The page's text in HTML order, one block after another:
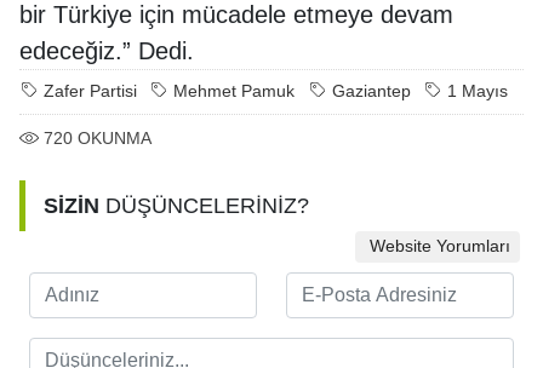
bir Türkiye için mücadele etmeye devam
edeceğiz.” Dedi.
Zafer Partisi Mehmet Pamuk Gaziantep 1 Mayıs
720 OKUNMA
SİZİN DÜŞÜNCELERİNİZ?
Website Yorumları